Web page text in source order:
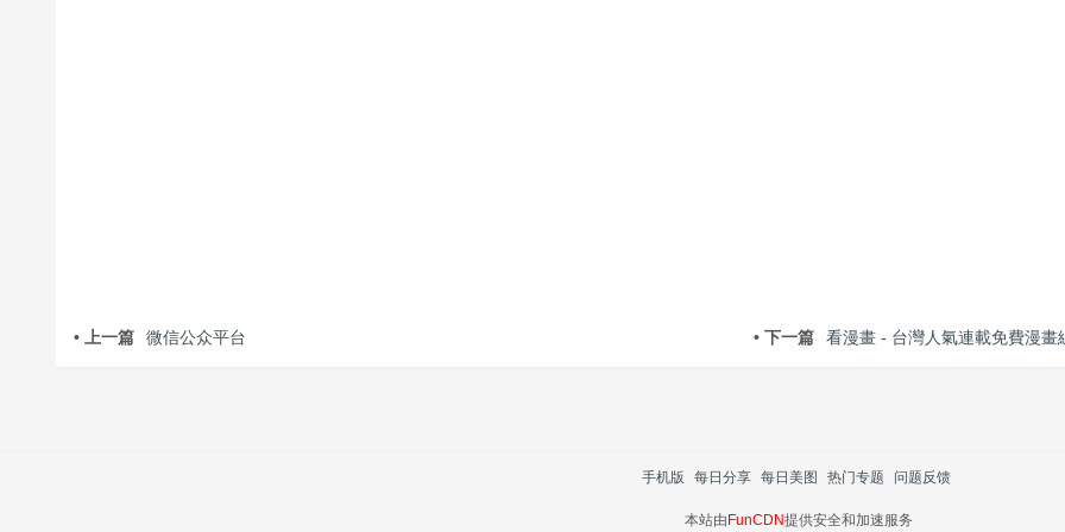
• 上一篇 微信公众平台 • 下一篇 看漫畫 - 台灣人氣連載免費漫畫
手机版 每日分享 每日美图 热门专题 问题反馈
本站由FunCDN提供安全和加速服务